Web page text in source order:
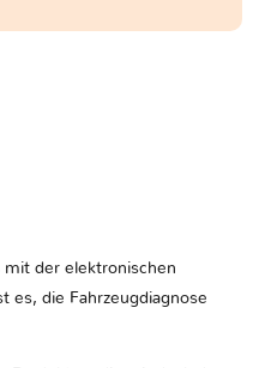
der elektronischen
es, die Fahrzeugdiagnose